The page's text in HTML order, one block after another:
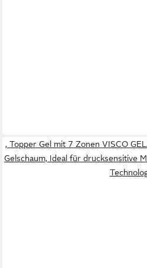
, Topper Gel mit 7 Zonen VISCO
Gelschaum, Ideal für drucksensitive